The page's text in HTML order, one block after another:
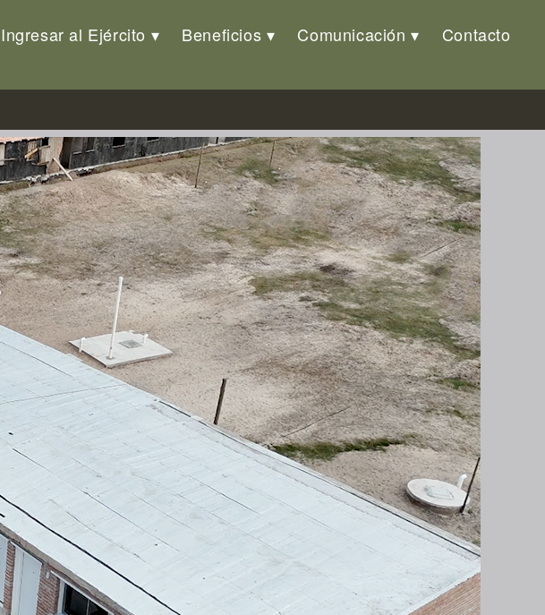
Ingresar al Ejército Beneficios Comunicación Contacto